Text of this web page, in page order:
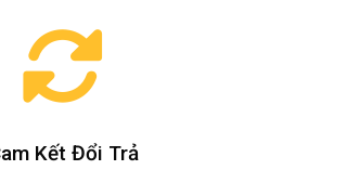
Kết Đổi Trả